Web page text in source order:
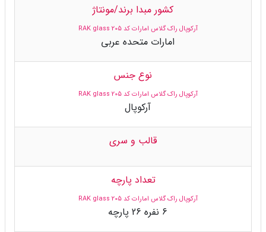
کشور مبدا برند/مونتاژ
آرکوپال راک گلاس امارات کد 205 RAK glass
امارات متحده عربی
نوع جنس
آرکوپال راک گلاس امارات کد 205 RAK glass
آرکوپال
قالب و سری
تعداد پارچه
آرکوپال راک گلاس امارات کد 205 RAK glass
6 نفره 26 پارچه